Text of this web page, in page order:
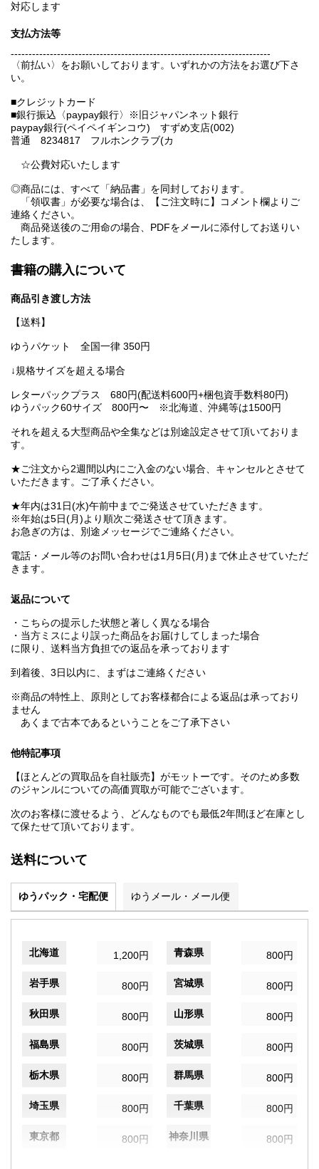
対応します
支払方法等
-------------------------------------------------------------------------
〈前払い〉をお願いしております。いずれかの方法をお選び下さ
い。
■クレジットカード
■銀行振込〈paypay銀行〉※旧ジャパンネット銀行
paypay銀行(ペイペイギンコウ) すずめ支店(002)
普通 8234817 フルホンクラブ(カ
☆公費対応いたします
◎商品には、すべて「納品書」を同封しております。
「領収書」が必要な場合は、【ご注文時に】コメント欄よりご
連絡ください。
商品発送後のご用命の場合、PDFをメールに添付してお送りい
たします。
書籍の購入について
商品引き渡し方法
【送料】
ゆうパケット 全国一律 350円
↓規格サイズを超える場合
レターパックプラス 680円(配送料600円+梱包資手数料80円)
ゆうパック60サイズ 800円〜 ※北海道、沖縄等は1500円
それを超える大型商品や全集などは別途設定させて頂いておりま
す。
★ご注文から2週間以内にご入金のない場合、キャンセルとさせて
いただきます。ご了承ください。
★年内は31日(水)午前中までご発送させていただきます。
※年始は5日(月)より順次ご発送させて頂きます。
お急ぎの方は、別途メッセージでご連絡ください。
電話・メール等のお問い合わせは1月5日(月)まで休止させていただ
きます。
返品について
・こちらの提示した状態と著しく異なる場合
・当方ミスにより誤った商品をお届けしてしまった場合
に限り、送料当方負担での返品を承っております
到着後、3日以内に、まずはご連絡ください
※商品の特性上、原則としてお客様都合による返品は承っており
ません
あくまで古本であるということをご了承下さい
他特記事項
【ほとんどの買取品を自社販売】がモットーです。そのため多数
のジャンルについての高価買取が可能でございます。
次のお客様に渡せるよう、どんなものでも最低2年間ほど在庫とし
て保たせて頂いております。
送料について
ゆうパック・宅配便 ゆうメール・メール便
北海道 1,200円 青森県 800円
岩手県 800円 宮城県 800円
秋田県 800円 山形県 800円
福島県 800円 茨城県 800円
栃木県 800円 群馬県 800円
埼玉県 800円 千葉県 800円
東京都 800円 神奈川県 800円